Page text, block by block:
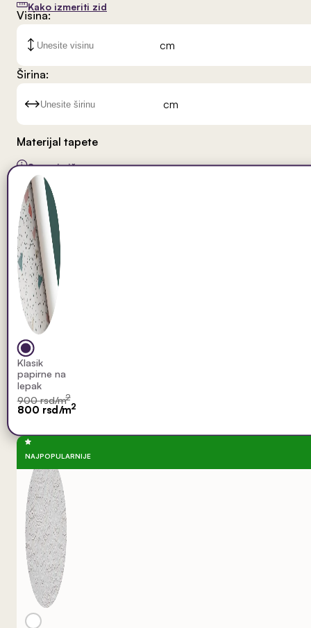
Kako izmeriti zid
Visina:
cm
Širina:
cm
Materijal tapete
Saznaj više
Klasik
papirne na
lepak
900 rsd/m2
800 rsd/m2
NAJPOPULARNIJE